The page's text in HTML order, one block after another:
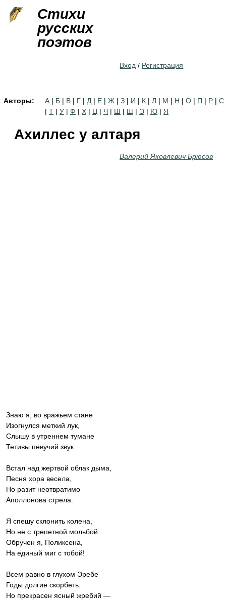
Стихи
русских
поэтов
Вход / Регистрация
Авторы: А | Б | В | Г | Д | Е | Ж | З | И | К | Л | М | Н | О | П | Р | С
| Т | У | Ф | Х | Ц | Ч | Ш | Щ | Э | Ю | Я
Ахиллес у алтаря
Валерий Яковлевич Брюсов
Знаю я, во вражьем стане
Изогнулся меткий лук,
Слышу в утреннем тумане
Тетивы певучий звук.
Встал над жертвой облак дыма,
Песня хора весела,
Но разит неотвратимо
Аполлонова стрела.
Я спешу склонить колена,
Но не с трепетной мольбой.
Обручен я, Поликсена,
На единый миг с тобой!
Всем равно в глухом Эребе
Годы долгие скорбеть.
Но прекрасен ясный жребий —